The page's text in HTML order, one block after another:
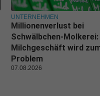
UNTERNEHMEN
Millionenverlust bei
Schwälbchen-Molkerei:
Milchgeschäft wird
Problem
07.08.2026